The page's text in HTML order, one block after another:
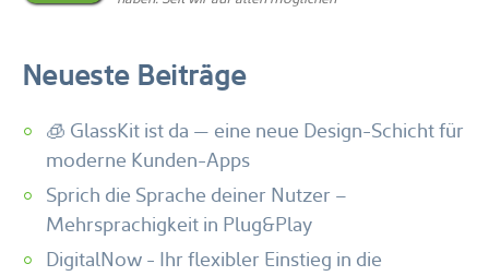
Neueste Beiträge
🧊 GlassKit ist da — eine neue Design-Schicht für
moderne Kunden-Apps
Sprich die Sprache deiner Nutzer –
Mehrsprachigkeit in Plug&Play
DigitalNow - Ihr flexibler Einstieg in die